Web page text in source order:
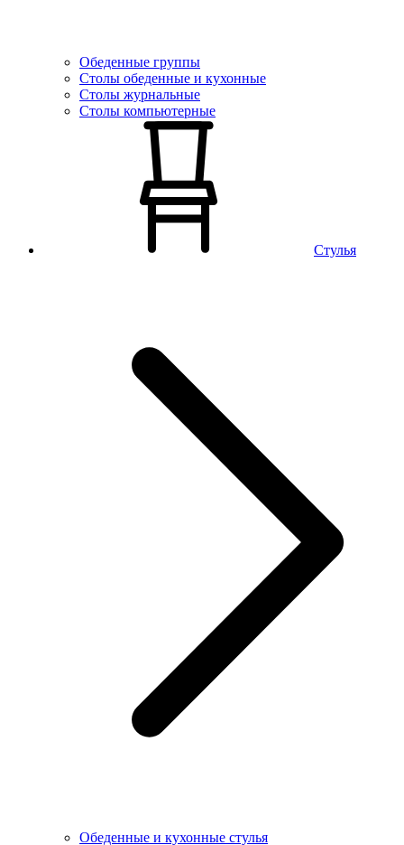
Обеденные группы
Столы обеденные и кухонные
Столы журнальные
Столы компьютерные
Стулья
Обеденные и кухонные стулья